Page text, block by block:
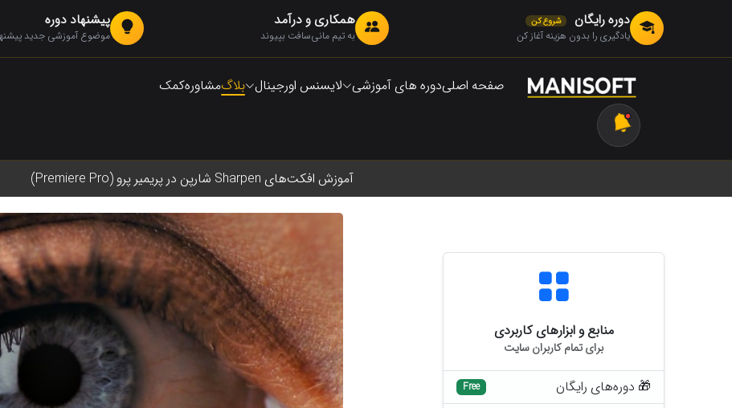
دوره رایگان شروع کن
یادگیری را بدون هزینه آغاز کن
همکاری و درآمد
به تیم مانی‌سافت بپیوند
پیشنهاد دوره
موضوع آموزشی جدید
صفحه اصلیدوره های آموزشی لایسنس اورجینال بلاگمشاورهکمک
آموزش افکت‌های Sharpen شارپن در پریمیر پرو (Premiere Pro)
منابع و ابزارهای کاربردی
برای تمام کاربران سایت
🎁 دوره‌های رایگان Free